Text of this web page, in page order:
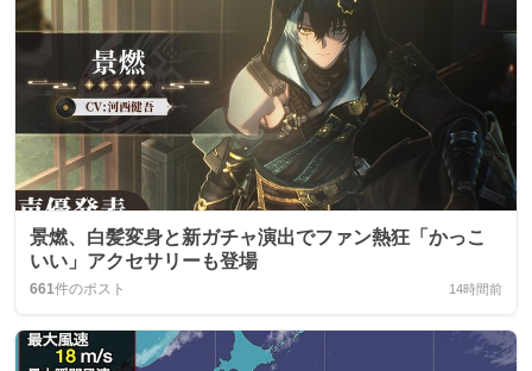
景燃、白髪変身と新ガチャ演出でファン熱狂「かっこ
いい」アクセサリーも登場
661件のポスト 14時間前